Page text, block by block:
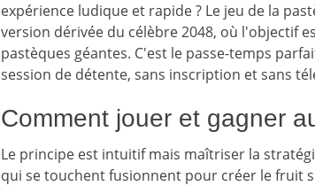
expérience ludique et rapide ? Le jeu de la
version dérivée du célèbre 2048, où l'objectif
pastèques géantes. C'est le passe-temps
session de détente, sans inscription et sans
Comment jouer et gagner
Le principe est intuitif mais maîtriser la
qui se touchent fusionnent pour créer le fruit